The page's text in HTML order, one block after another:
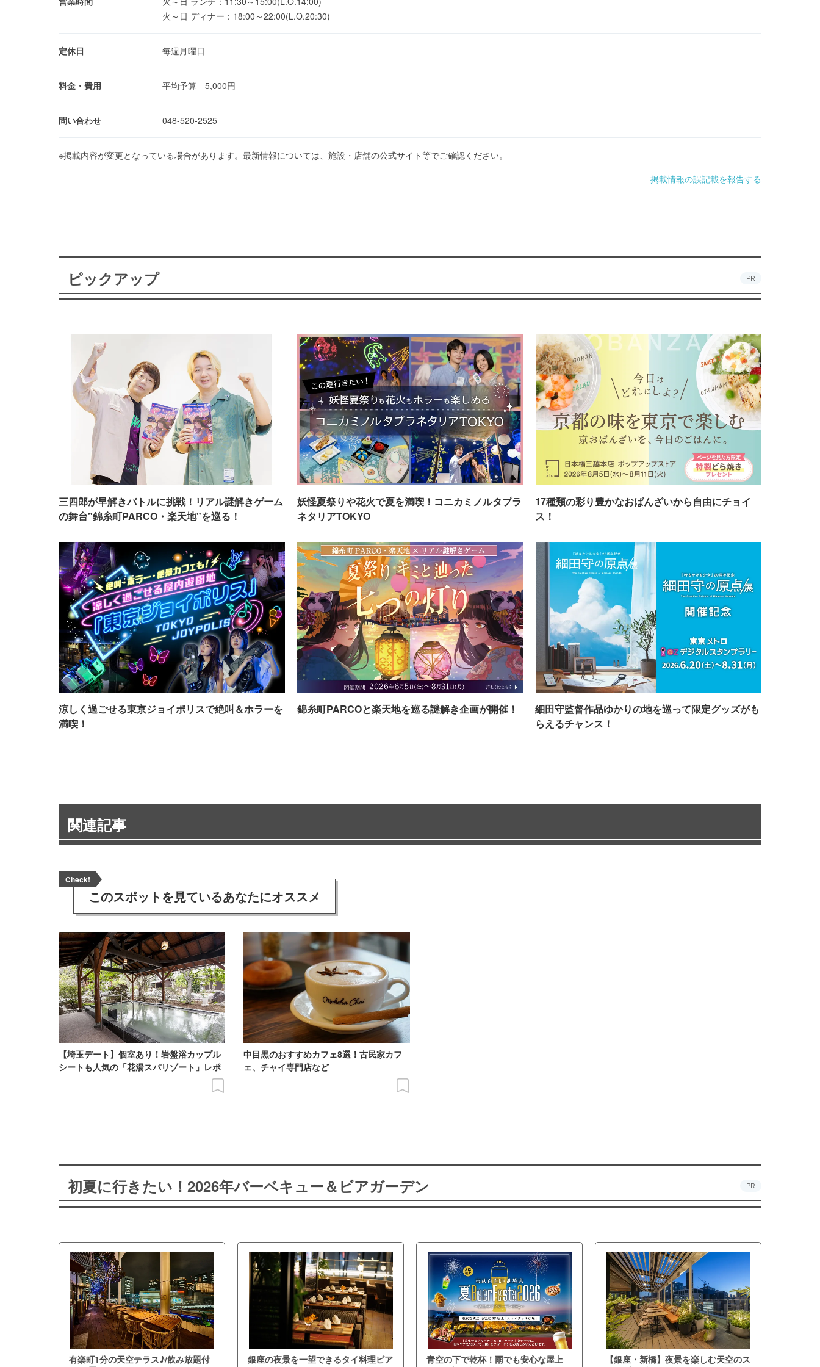
火～日 ディナー：18:00～22:00(L.O.20:30)
定休日 毎週月曜日
料金・費用 平均予算 5,000円
問い合わせ 048-520-2525
※掲載内容が変更となっている場合があります。最新情報については、施設・店舗の公式サイト等でご確認ください。
掲載情報の誤記載を報告する
ピックアップ PR
三四郎が早解きバトルに挑戦！リアル謎解きゲーム
の舞台"錦糸町PARCO・楽天地"を巡る！
妖怪夏祭りや花火で夏を満喫！コニカミノルタプラ
ネタリアTOKYO
17種類の彩り豊かなおばんざいから自由にチョイ
ス！
涼しく過ごせる東京ジョイポリスで絶叫＆ホラーを
満喫！
錦糸町PARCOと楽天地を巡る謎解き企画が開催！
細田守監督作品ゆかりの地を巡って限定グッズがも
らえるチャンス！
関連記事
Check!
このスポットを見ているあなたにオススメ
【埼玉デート】個室あり！岩盤浴カップル
シートも人気の「花湯スパリゾート」レポ
中目黒のおすすめカフェ8選！古民家カフ
ェ、チャイ専門店など
初夏に行きたい！2026年バーベキュー＆ビアガーデン PR
有楽町1分の天空テラス♪/飲み放題付
銀座の夜景を一望できるタイ料理ビア
青空の下で乾杯！雨でも安心な屋上
【銀座・新橋】夜景を楽しむ天空のス